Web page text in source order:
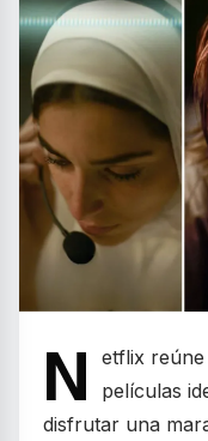
N
etflix reúne
películas
disfrutar una